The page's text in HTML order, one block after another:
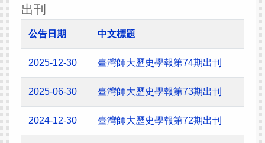
出刊
公告日期 中文標題
2025-12-30 臺灣師大歷史學報第74期出刊
2025-06-30 臺灣師大歷史學報第73期出刊
2024-12-30 臺灣師大歷史學報第72期出刊